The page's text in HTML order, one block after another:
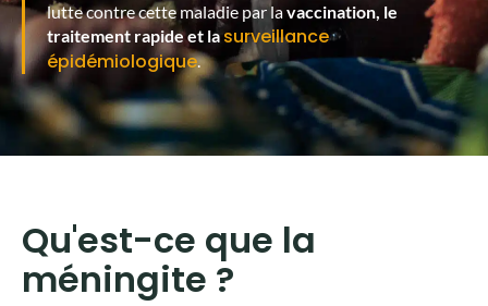
lutte contre cette maladie par lavaccination, le
traitement rapide et la surveillance
épidémiologique.
Qu'est-ce que la
méningite ?